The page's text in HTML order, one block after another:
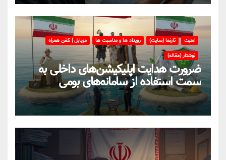
امنیت تارنما (سایت) رویداد ها و مناسبت ها
موبایل | تلفن همراه
نوشتار (مقاله)
ضرورت هدایت اپلیکیشن‌های داخلی به
سمت استفاده از سامانه‌های بومی